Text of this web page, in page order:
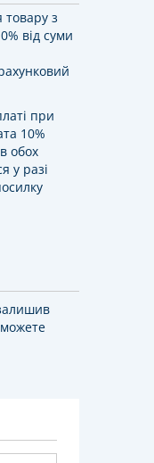
з
від суми
при
10%
обох
у разі